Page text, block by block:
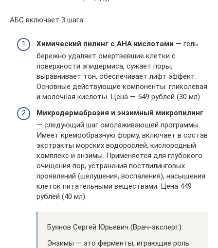
АБС включает 3 шага:
Химический пилинг с АНА кислотами — гель
бережно удаляет омертвевшие клетки с
поверхности эпидермиса, сужает поры,
выравнивает тон, обеспечивает лифт эффект.
Основные действующие компоненты: гликолевая
и молочная кислоты. Цена — 549 рублей (30 мл).
Микродермабразия и энзимный микропилинг
— следующий шаг омолаживающей программы.
Имеет кремообразную форму, включает в состав
экстракты морских водорослей, кислородный
комплекс и энзимы. Применяется для глубокого
очищения пор, устранения постпилинговых
проявлений (шелушения, воспаления), насыщения
клеток питательными веществами. Цена 449
рублей (40 мл).
Буянов Сергей Юрьевич (Врач-эксперт):
Энзимы — это ферменты, играющие роль